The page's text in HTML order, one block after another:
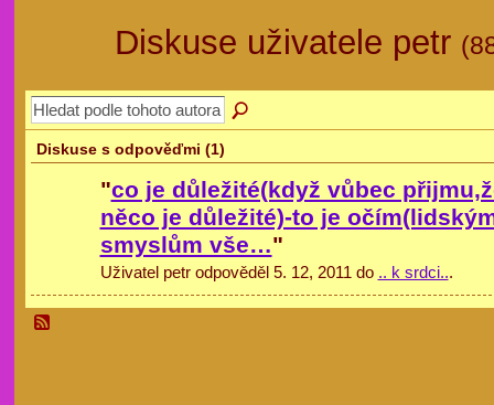
Diskuse uživatele petr
Diskuse s odpověďmi (1)
"co je důležité(když vůbec
něco je důležité)-to je
smyslům vše…"
Uživatel petr odpověděl 5. 12, 2011 do .. k srdci...